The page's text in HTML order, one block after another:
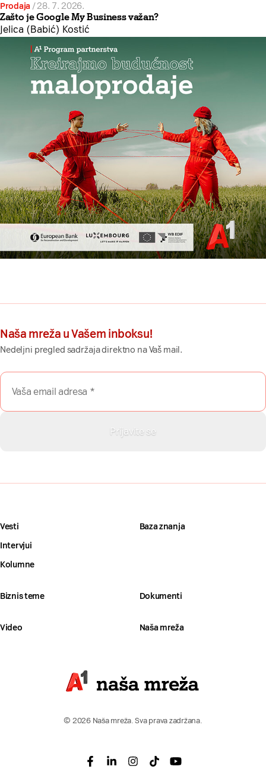
Prodaja /28. 7. 2026.
Zašto je Google My Business važan?
Jelica (Babić) Kostić
Naša mreža u Vašem inboksu!
Nedeljni pregled sadržaja direktno na Vaš mail.
Vesti
Intervjui
Kolumne
Baza znanja
Biznis teme Dokumenti
Video Naša mreža
© 2026 Naša mreža. Sva prava zadržana.